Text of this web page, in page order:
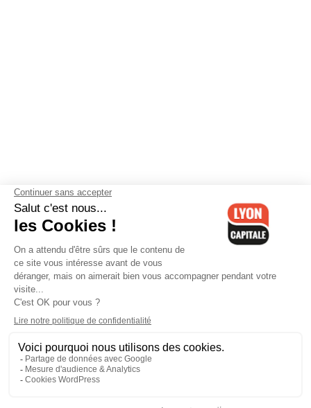
Contactez-nous-Mentions légales-CGV-Politique de
confidentialité-Gestion des cookies